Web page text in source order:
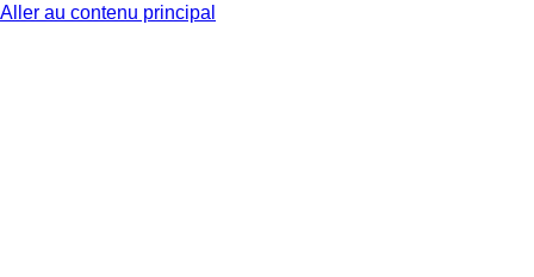
Aller au contenu principal